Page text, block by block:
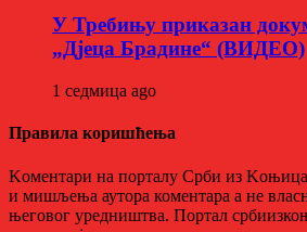
У Требињу приказан
„Дјеца Брадине“ (ВИДЕО)
1 седмица ago
Правила коришћења
Kоментари на порталу Срби из Kоњица
и мишљења аутора коментара а не
његовог уредништва. Портал